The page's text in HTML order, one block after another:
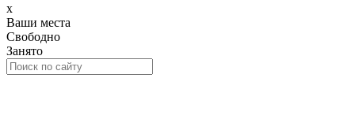
x
Ваши места
Свободно
Занято